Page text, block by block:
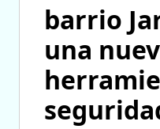
barrio
una